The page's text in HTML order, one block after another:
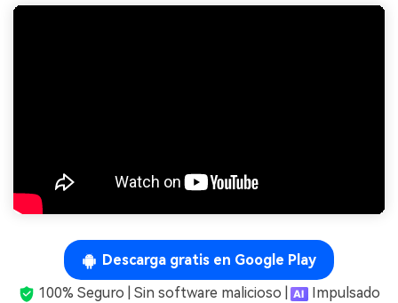
Descarga gratis en Google Play
100% Seguro | Sin software malicioso |
Impulsado